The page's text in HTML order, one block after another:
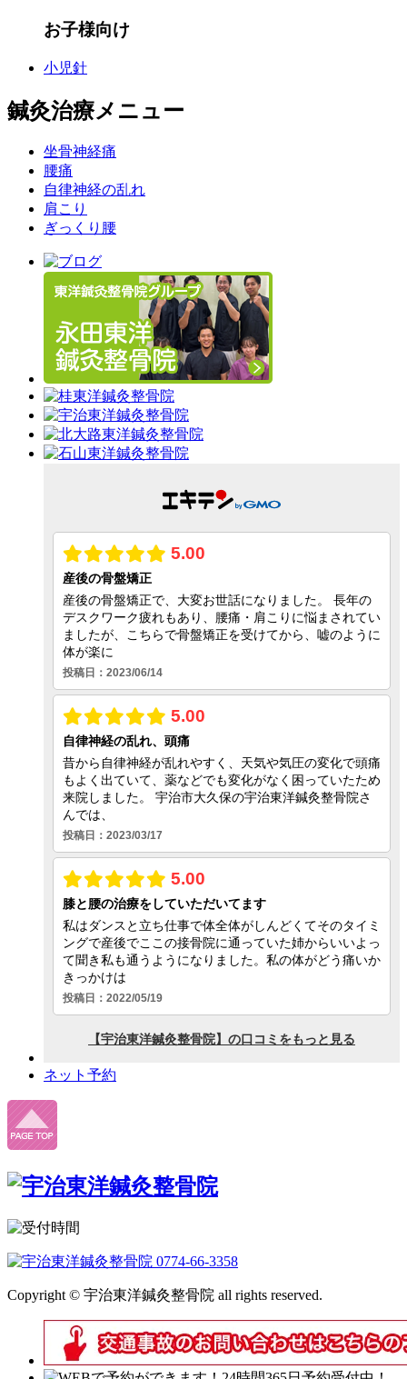
お子様向け
小児針
鍼灸治療メニュー
坐骨神経痛
腰痛
自律神経の乱れ
肩こり
ぎっくり腰
ネット予約
Copyright © 宇治東洋鍼灸整骨院 all rights reserved.